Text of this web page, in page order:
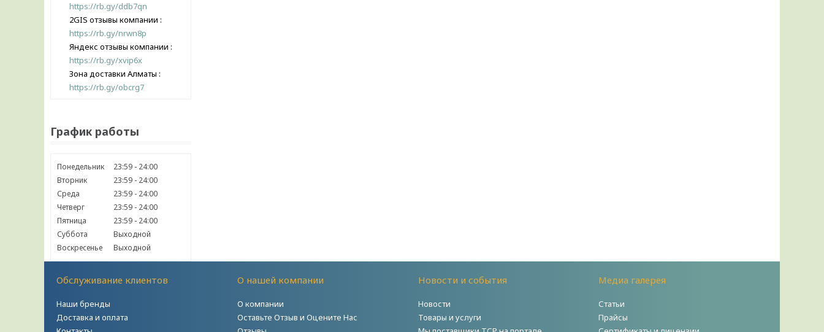
https://rb.gy/ddb7qn
2GIS отзывы компании
https://rb.gy/nrwn8p
Яндекс отзывы компании
https://rb.gy/xvip6x
Зона доставки Алматы
https://rb.gy/obcrg7
График работы
Понедельник 23:59
24:00
Вторник
23:59
24:00
Среда
23:59
24:00
Четверг
23:59
24:00
Пятница
23:59
24:00
Суббота
Выходной
Воскресенье
Выходной
Обслуживание клиентов
Наши бренды
Доставка и оплата
О нашей компании
О компании
Оставьте Отзыв и Оцените Нас
Новости и события
Новости
Товары и услуги
Медиа галерея
Статьи
Прайсы